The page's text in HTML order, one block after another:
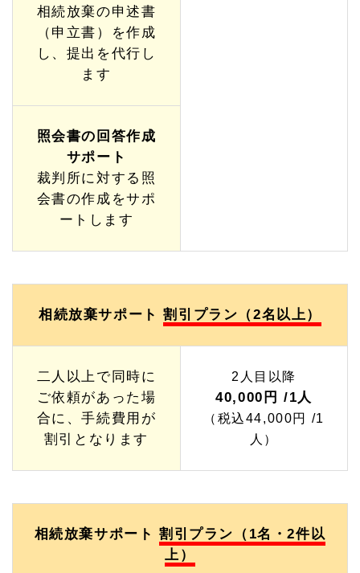
相続放棄の申述書
（申立書）を作成
し、提出を代行し
ます
照会書の回答作成
サポート
裁判所に対する照
会書の作成をサポ
ートします
相続放棄サポート割引プラン（2名以上）
二人以上で同時に
ご依頼があった場
合に、手続費用が
割引となります
2人目以降
40,000円 /1人
（税込44,000円 /1
人）
相続放棄サポート割引プラン（1名・2件以
上）